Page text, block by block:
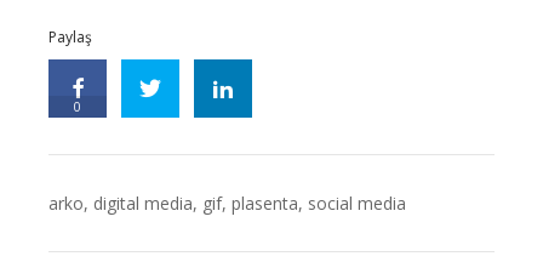
Paylaş
0
arko, digital media, gif,plasenta, social media